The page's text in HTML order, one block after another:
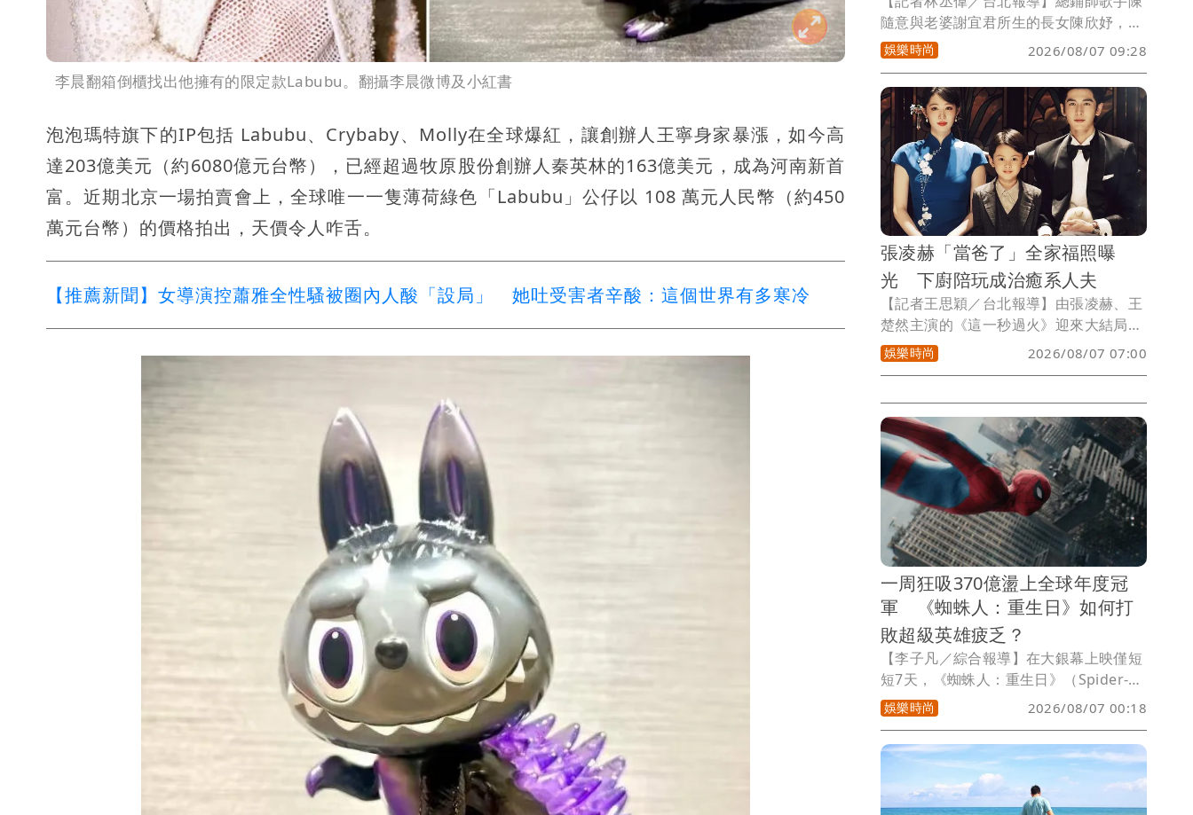
李晨翻箱倒櫃找出他擁有的限定款Labubu。翻攝李晨微博及小紅書
泡泡瑪特旗下的IP包括 Labubu、Crybaby、Molly在全球爆紅，讓創辦人王寧身家暴漲，如今高
達203億美元（約6080億元台幣），已經超過牧原股份創辦人秦英林的163億美元，成為河南新首
富。近期北京一場拍賣會上，全球唯一一隻薄荷綠色「Labubu」公仔以 108 萬元人民幣（約450
萬元台幣）的價格拍出，天價令人咋舌。
【推薦新聞】女導演控蕭雅全性騷被圈內人酸「設局」 她吐受害者辛酸：這個世界有多寒冷
隨意與老婆謝宜君所生的長女陳欣妤，因
外型甜美，更酷似TWICE 的定延而曾登
上 PTT 表特版，在社群平台上累積萬名
粉絲，更讓他晉升「國民岳父」。身為歌
手老爸的他，近來錄製《請世界吃桌》，
在節目中大秀廚藝，一道滷肉，只用醬
油、冰糖、帶膜蒜頭就完成美味料理，網
友紛紛敲碗跪求食譜，不藏私的他也正式
公開私藏配方。
娛樂時尚 2026/08/07 09:28
張凌赫「當爸了」全家福照曝
光 下廚陪玩成治癒系人夫
【記者王思穎／台北報導】由張凌赫、王
楚然主演的《這一秒過火》迎來大結局，
官方也釋出婚禮照及兩人的嘟嘴親親照，
甜蜜互動讓觀眾嗑翻。張凌赫不僅在劇中
星玩耍，加上他飾演的慕容清嶧會做菜又
顧家，讓他成功轉戰人夫系賽道，迷暈大
批粉絲。
娛樂時尚 2026/08/07 07:00
一周狂吸370億盪上全球年度冠
軍 《蜘蛛人：重生日》如何打
敗超級英雄疲乏？
【李子凡／綜合報導】在大銀幕上映僅短
短7天，《蜘蛛人：重生日》（Spider-
Man: Brand New Day）便超越《玩具總
動員5》，以11.55億美元(約371億元台
幣)全球票房登上今年年度冠軍，也替近
年陷入低潮的超級英雄電影市場注入一劑
強心針。
娛樂時尚 2026/08/07 00:18